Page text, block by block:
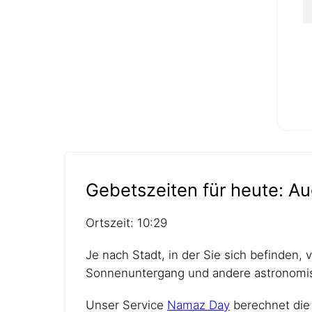
Gebetszeiten für heute:
Ortszeit: 10:29
Je nach Stadt, in der Sie sich befinden,
Sonnenuntergang und andere
Unser Service Namaz Day berechnet